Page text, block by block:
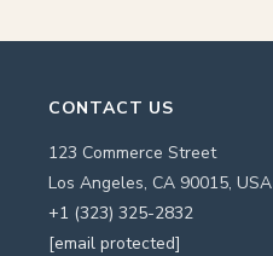
CONTACT US
123 Commerce Street
Los Angeles, CA 90015, USA
+1 (323) 325-2832
[email protected]